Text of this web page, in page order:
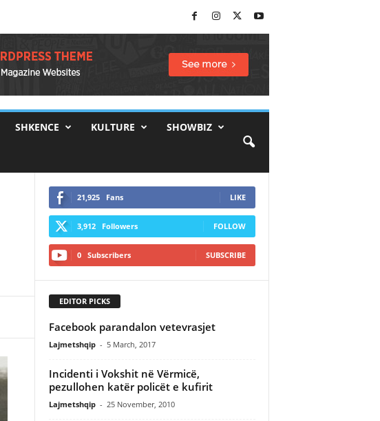
SHKENCE KULTURE SHOWBIZ
21,925 Fans LIKE
3,912 Followers FOLLOW
0 Subscribers SUBSCRIBE
EDITOR PICKS
Facebook parandalon vetevrasjet
Lajmetshqip - 5 March, 2017
Incidenti i Vokshit në Vërmicë,
pezullohen katër policët e kufirit
Lajmetshqip - 25 November, 2010